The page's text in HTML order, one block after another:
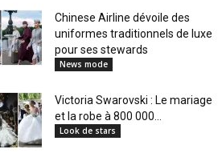
Tunisie
Chinese Airline dévoile des
uniformes traditionnels de luxe
pour ses stewards
News mode
Victoria Swarovski : Le mariage
et la robe à 800 000...
Look de stars